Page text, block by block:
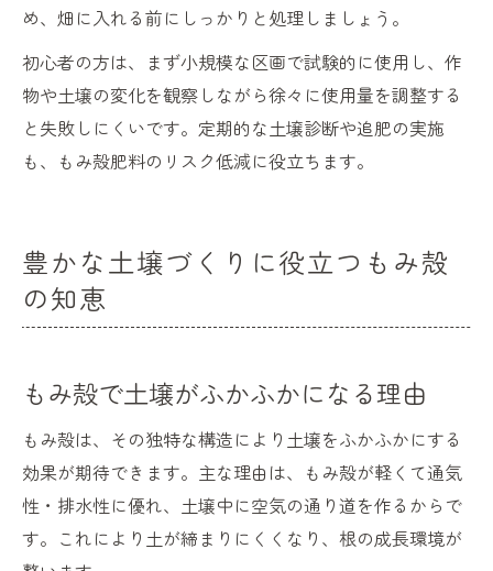
め、畑に入れる前にしっかりと処理しましょう。
初心者の方は、まず小規模な区画で試験的に使用し、作
物や土壌の変化を観察しながら徐々に使用量を調整する
と失敗しにくいです。定期的な土壌診断や追肥の実施
も、もみ殻肥料のリスク低減に役立ちます。
豊かな土壌づくりに役立つもみ殻
の知恵
もみ殻で土壌がふかふかになる理由
もみ殻は、その独特な構造により土壌をふかふかにする
効果が期待できます。主な理由は、もみ殻が軽くて通気
性・排水性に優れ、土壌中に空気の通り道を作るからで
す。これにより土が締まりにくくなり、根の成長環境が